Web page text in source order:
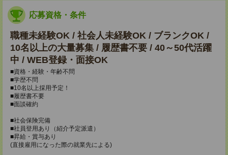
応募資格・条件
職種未経験OK / 社会人未経験OK / ブランクOK /
10名以上の大量募集 / 履歴書不要 / 40～50代活躍
中 / WEB登録・面接OK
■資格・経験・年齢不問
■学歴不問
■10名以上採用予定！
■履歴書不要
■面談確約
■社会保険完備
■社員登用あり（紹介予定派遣）
■昇給・賞与あり
(直接雇用になった際の就業先による)